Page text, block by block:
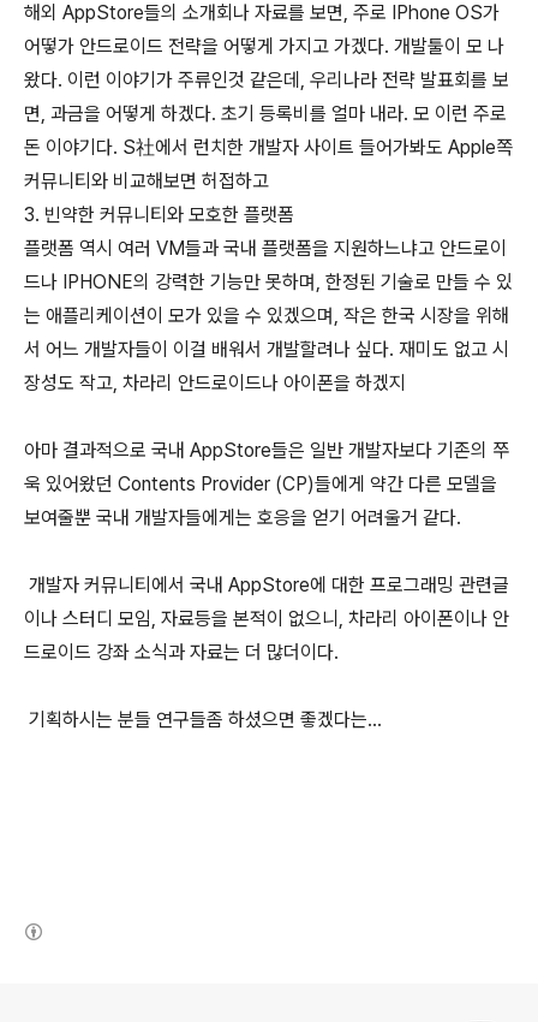
해외 AppStore들의 소개회나 자료를 보면, 주로 IPhone OS가
어떻가 안드로이드 전략을 어떻게 가지고 가겠다. 개발툴이 모 나
왔다. 이런 이야기가 주류인것 같은데, 우리나라 전략 발표회를 보
면, 과금을 어떻게 하겠다. 초기 등록비를 얼마 내라. 모 이런 주로
돈 이야기다. S社에서 런치한 개발자 사이트 들어가봐도 Apple쪽
커뮤니티와 비교해보면 허접하고
3. 빈약한 커뮤니티와 모호한 플랫폼
플랫폼 역시 여러 VM들과 국내 플랫폼을 지원하느냐고 안드로이
드나 IPHONE의 강력한 기능만 못하며, 한정된 기술로 만들 수 있
는 애플리케이션이 모가 있을 수 있겠으며, 작은 한국 시장을 위해
서 어느 개발자들이 이걸 배워서 개발할려나 싶다. 재미도 없고 시
장성도 작고, 차라리 안드로이드나 아이폰을 하겠지
아마 결과적으로 국내 AppStore들은 일반 개발자보다 기존의 쭈
욱 있어왔던 Contents Provider (CP)들에게 약간 다른 모델을
보여줄뿐 국내 개발자들에게는 호응을 얻기 어려울거 같다.
개발자 커뮤니티에서 국내 AppStore에 대한 프로그래밍 관련글
이나 스터디 모임, 자료등을 본적이 없으니, 차라리 아이폰이나 안
드로이드 강좌 소식과 자료는 더 많더이다.
기획하시는 분들 연구들좀 하셨으면 좋겠다는...